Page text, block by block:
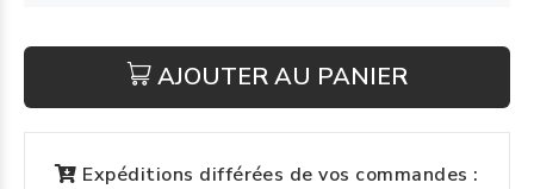
AJOUTER AU PANIER
Expéditions différées de vos commandes :